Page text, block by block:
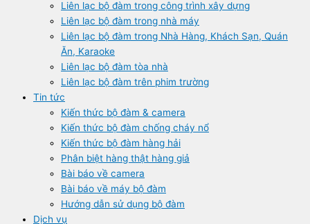
Liên lạc bộ đàm trong công trình xây dựng
Liên lạc bộ đàm trong nhà máy
Liên lạc bộ đàm trong Nhà Hàng, Khách Sạn, Quán
Ăn, Karaoke
Liên lạc bộ đàm tòa nhà
Liên lạc bộ đàm trên phim trường
Tin tức
Kiến thức bộ đàm & camera
Kiến thức bộ đàm chống cháy nổ
Kiến thức bộ đàm hàng hải
Phân biệt hàng thật hàng giả
Bài báo về camera
Bài báo về máy bộ đàm
Hướng dẫn sử dụng bộ đàm
Dịch vụ